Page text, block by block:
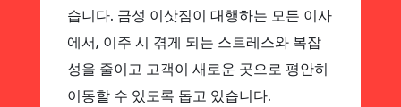
습니다. 금성 이삿짐이 대행하는 모든 이사
에서, 이주 시 겪게 되는 스트레스와 복잡
성을 줄이고 고객이 새로운 곳으로 평안히
이동할 수 있도록 돕고 있습니다.